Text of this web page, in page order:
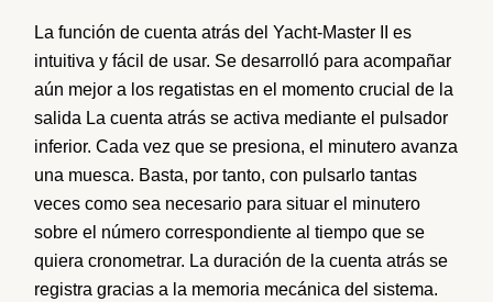
Lafunción decuenta atrás del Yacht‐Master II es
intuitiva yfácil de usar. Sedesarrolló paraacompañar
aún mejor a los regatistas en el momento crucial de la
salida Lacuenta atrás se activa mediante el pulsador
inferior. Cadavez que se presiona, el minutero avanza
una muesca. Basta, por tanto, con pulsarlo tantas
veces como sea necesario parasituar el minutero
sobre el número correspondiente altiempo que se
quiera cronometrar. Laduración de lacuenta atrás se
registra gracias a la memoria mecánica del sistema.